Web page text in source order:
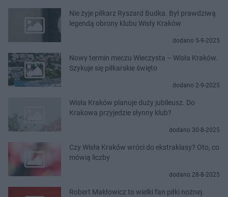
Nie żyje piłkarz Ryszard Budka. Był prawdziwą
legendą obrony klubu Wisły Kraków
dodano 5-9-2025
Nowy termin meczu Wieczysta – Wisła Kraków.
Szykuje się piłkarskie święto
dodano 2-9-2025
Wisła Kraków planuje duży jubileusz. Do
Krakowa przyjedzie słynny klub?
dodano 30-8-2025
Czy Wisła Kraków wróci do ekstraklasy? Oto, co
mówią liczby
dodano 28-8-2025
Robert Makłowicz to wielki fan piłki nożnej.